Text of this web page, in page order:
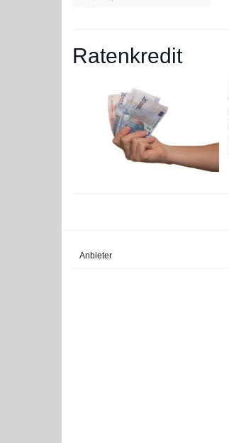
Ratenkredit
Anbieter